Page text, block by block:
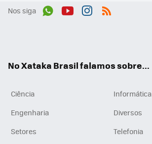
Nos siga
No Xataka Brasil falamos sobre...
Ciência
Informática
Engenharia
Diversos
Setores
Telefonia